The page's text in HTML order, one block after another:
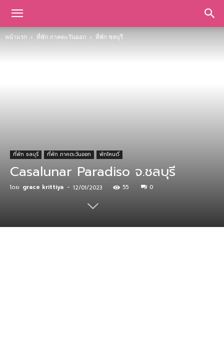
หน้าแรก ที่พัก ภาคตะวันออก ที่พัก ชลบุรี
ที่พัก ชลบุรี ที่พัก ภาคตะวันออก พักไหนดี
Casalunar Paradiso จ.ชลบุรี
โดย grace krittiya - 12/01/2023 55 0